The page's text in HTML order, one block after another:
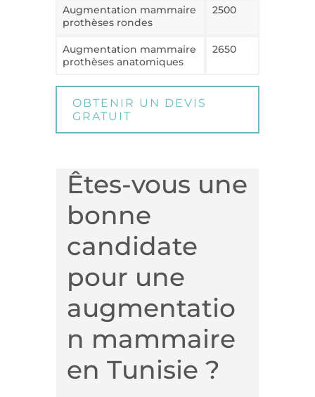
Augmentation mammaire
prothèses rondes
2500
Augmentation mammaire
prothèses anatomiques
2650
OBTENIR UN DEVIS
GRATUIT
Êtes-vous une
bonne
candidate
pour une
augmentatio
n mammaire
en Tunisie ?